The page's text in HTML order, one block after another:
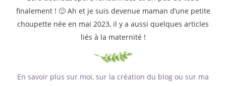
finalement ! 🙂 Ah et je suis devenue maman d’une petite
choupette née en mai 2023, il y a aussi quelques articles
liés à la maternité !
En savoir plus sur moi, sur la création du blog ou sur ma